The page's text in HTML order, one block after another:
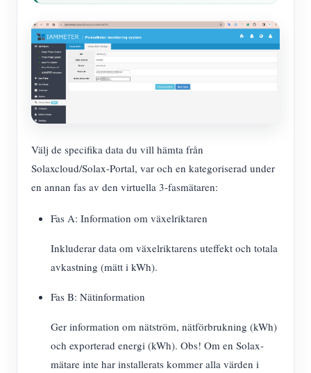
Välj de specifika data du vill hämta från
Solaxcloud/Solax-Portal, var och en kategoriserad under
en annan fas av den virtuella 3-fasmätaren:
Fas A: Information om växelriktaren
Inkluderar data om växelriktarens uteffekt och totala
avkastning (mätt i kWh).
Fas B: Nätinformation
Ger information om nätström, nätförbrukning (kWh)
och exporterad energi (kWh). Obs! Om en Solax-
mätare inte har installerats kommer alla värden i